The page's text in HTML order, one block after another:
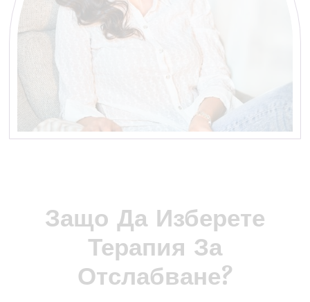
Защо Да Изберете
Терапия За
Отслабване?